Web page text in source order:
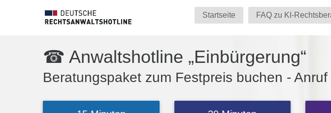
Startseite FAQ zu KI-
☎ Anwaltshotline „Einbürgerung“
Beratungspaket zum Festpreis buchen -